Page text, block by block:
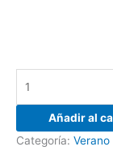
Añadir al
Categoría: Verano